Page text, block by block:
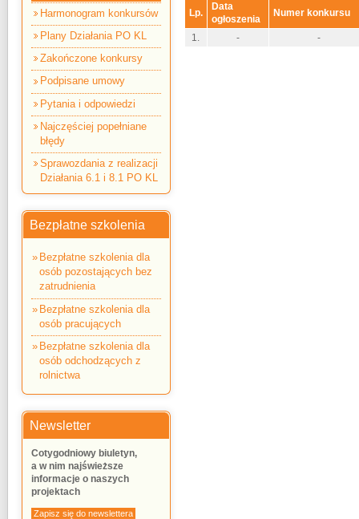
Lp.
Data
ogłoszenia
Numer konkursu
1. - -
Harmonogram konkursów
Plany Działania PO KL
Zakończone konkursy
Podpisane umowy
Pytania i odpowiedzi
Najczęściej popełniane
błędy
Sprawozdania z realizacji
Działania 6.1 i 8.1 PO KL
Bezpłatne szkolenia
Bezpłatne szkolenia dla
osób pozostających bez
zatrudnienia
Bezpłatne szkolenia dla
osób pracujących
Bezpłatne szkolenia dla
osób odchodzących z
rolnictwa
Newsletter
Cotygodniowy biuletyn,
a w nim najświeższe
informacje o naszych
projektach
Zapisz się do newslettera